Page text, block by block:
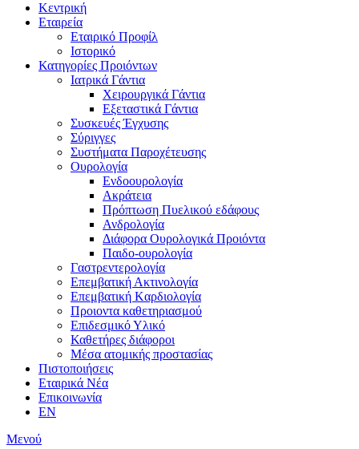
Κεντρική
Εταιρεία
Εταιρικό Προφίλ
Ιστορικό
Κατηγορίες Προιόντων
Ιατρικά Γάντια
Χειρουργικά Γάντια
Εξεταστικά Γάντια
Συσκευές Έγχυσης
Σύριγγες
Συστήματα Παροχέτευσης
Ουρολογία
Ενδοουρολογία
Ακράτεια
Πρόπτωση Πυελικού εδάφους
Ανδρολογία
Διάφορα Ουρολογικά Προιόντα
Παιδο-ουρολογία
Γαστρεντερολογία
Επεμβατική Ακτινολογία
Επεμβατική Kαρδιολογία
Προιοντα καθετηριασμού
Επιδεσμικό Υλικό
Καθετήρες διάφοροι
Μέσα ατομικής προστασίας
Πιστοποιήσεις
Εταιρικά Νέα
Επικοινωνία
EN
Μενού